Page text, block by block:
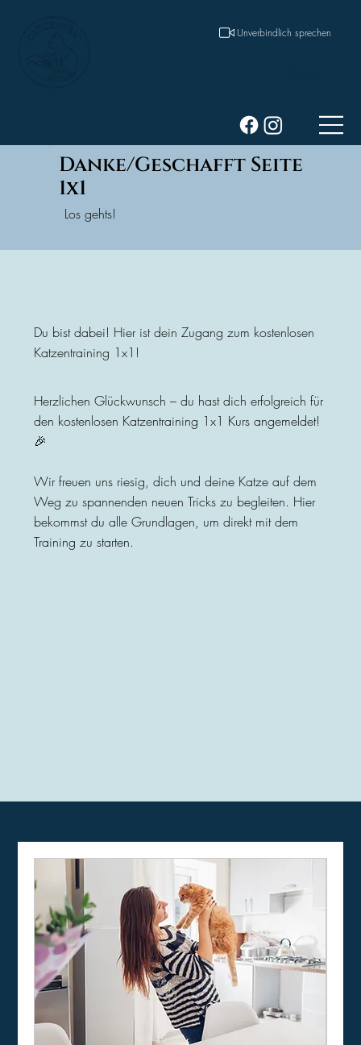
Unverbindlich sprechen
Danke/Geschafft Seite
1x1
Los gehts!
Du bist dabei! Hier ist dein Zugang zum kostenlosen
Katzentraining 1x1!
Herzlichen Glückwunsch – du hast dich erfolgreich für
den kostenlosen Katzentraining 1x1 Kurs angemeldet!
🎉
Wir freuen uns riesig, dich und deine Katze auf dem
Weg zu spannenden neuen Tricks zu begleiten. Hier
bekommst du alle Grundlagen, um direkt mit dem
Training zu starten.